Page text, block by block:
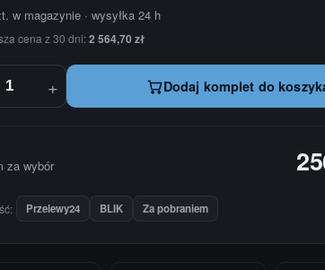
w magazynie · wysyłka 24 h
cena z 30 dni:2 564,70 zł
+ Dodaj komplet do
za wybór
Przelewy24 BLIK Za pobraniem